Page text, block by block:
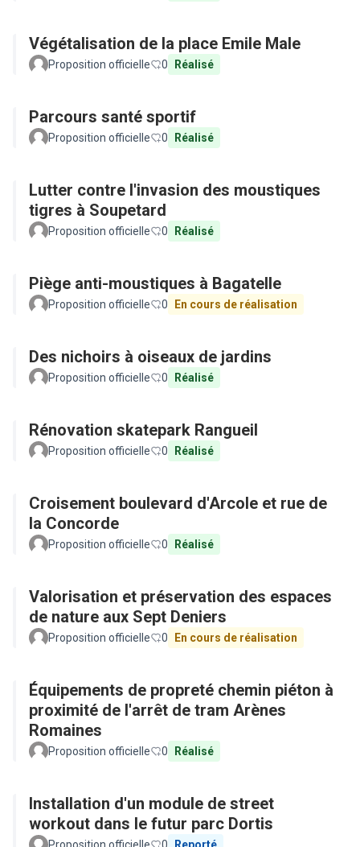
Végétalisation de la place Emile Male
Proposition officielle 0 Réalisé
Parcours santé sportif
Proposition officielle 0 Réalisé
Lutter contre l'invasion des moustiques
tigres à Soupetard
Proposition officielle 0 Réalisé
Piège anti-moustiques à Bagatelle
Proposition officielle 0 En cours de réalisation
Des nichoirs à oiseaux de jardins
Proposition officielle 0 Réalisé
Rénovation skatepark Rangueil
Proposition officielle 0 Réalisé
Croisement boulevard d'Arcole et rue de
la Concorde
Proposition officielle 0 Réalisé
Valorisation et préservation des espaces
de nature aux Sept Deniers
Proposition officielle 0 En cours de réalisation
Équipements de propreté chemin piéton à
proximité de l'arrêt de tram Arènes
Romaines
Proposition officielle 0 Réalisé
Installation d'un module de street
workout dans le futur parc Dortis